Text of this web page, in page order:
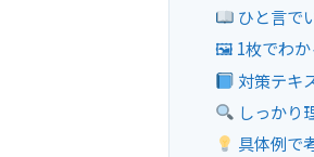
ひと言で
🖼 1枚でわか
対策テキ
しっかり
具体例で